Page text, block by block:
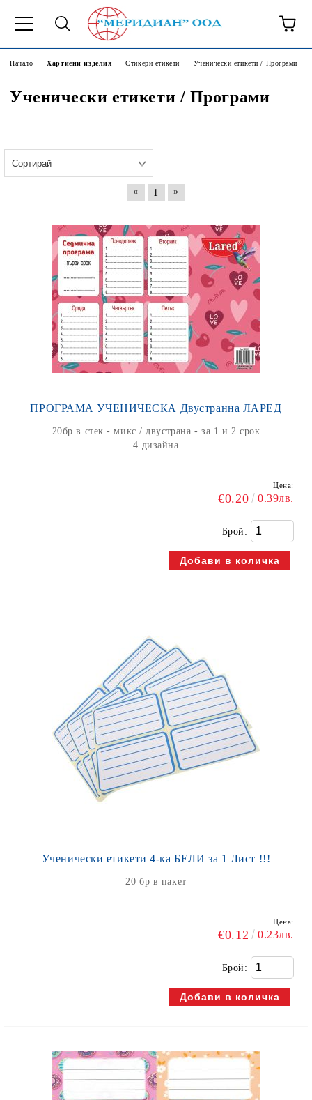
Начало Хартиени изделия Стикери етикети Ученически етикети / Програми
Ученически етикети / Програми
« 1 »
ПРОГРАМА УЧЕНИЧЕСКА Двустранна ЛАРЕД
20бр в стек - микс / двустрана - за 1 и 2 срок
4 дизайна
Цена:
€0.20 0.39лв.
Брой:
Ученически етикети 4-ка БЕЛИ за 1 Лист !!!
20 бр в пакет
Цена:
€0.12 0.23лв.
Брой: